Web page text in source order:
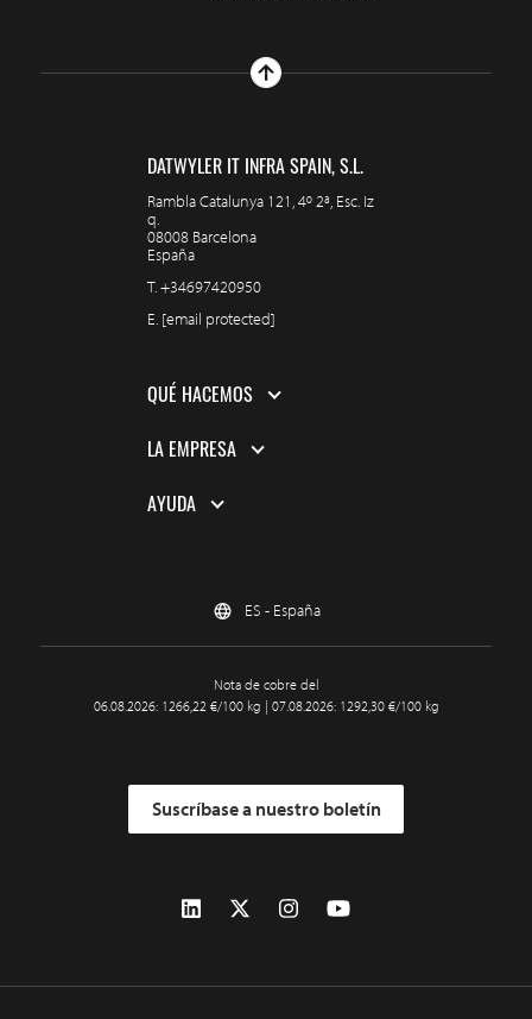
DATWYLER IT INFRA SPAIN, S.L.
Rambla Catalunya 121, 4º 2ª, Esc. Iz
q.
08008 Barcelona
España
T.+34697420950
E. [email protected]
QUÉ HACEMOS
LA EMPRESA
AYUDA
ES - España
Nota de cobre del
06.08.2026: 1266,22 €/100 kg | 07.08.2026: 1292,30 €/100 kg
Suscríbase a nuestro boletín